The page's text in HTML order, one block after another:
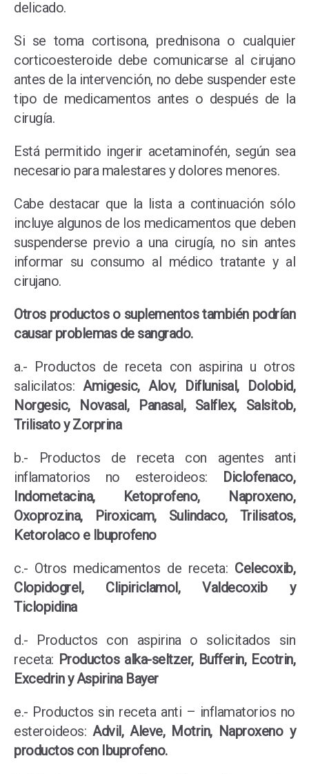
delicado.
Si se toma cortisona, prednisona o cualquier
corticoesteroide debe comunicarse al cirujano
antes de la intervención, no debe suspender este
tipo de medicamentos antes o después de la
cirugía.
Está permitido ingerir acetaminofén, según sea
necesario para malestares y dolores menores.
Cabe destacar que la lista a continuación sólo
incluye algunos de los medicamentos que deben
suspenderse previo a una cirugía, no sin antes
informar su consumo al médico tratante y al
cirujano.
Otros productos o suplementos también podrían
causar problemas de sangrado.
a.- Productos de receta con aspirina u otros
salicilatos: Amigesic, Alov, Diflunisal, Dolobid,
Norgesic, Novasal, Panasal, Salflex, Salsitob,
Trilisato y Zorprina
b.- Productos de receta con agentes anti
inflamatorios no esteroideos:
Diclofenaco,
Indometacina, Ketoprofeno, Naproxeno,
Oxoprozina, Piroxicam, Sulindaco, Trilisatos,
Ketorolaco e Ibuprofeno
c.- Otros medicamentos de receta: Celecoxib,
Clopidogrel, Clipiriclamol, Valdecoxib y
Ticlopidina
d.- Productos con aspirina o solicitados sin
receta: Productos alka-seltzer, Bufferin, Ecotrin,
Excedrin y Aspirina Bayer
e.- Productos sin receta anti – inflamatorios no
esteroideos: Advil, Aleve, Motrin, Naproxeno y
productos con Ibuprofeno.